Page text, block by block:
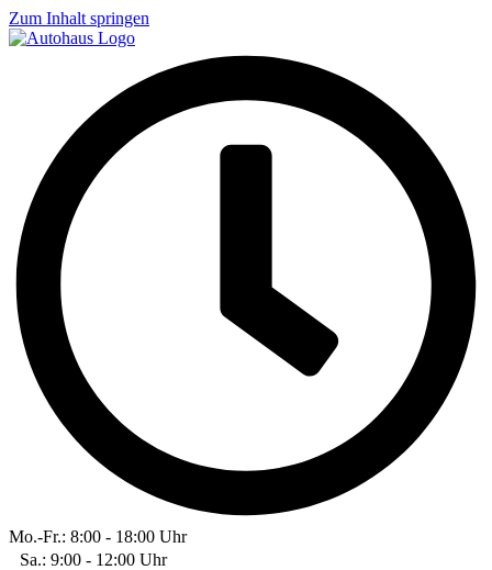
Zum Inhalt springen
Mo.-Fr.: 8:00 - 18:00 Uhr
Sa.: 9:00 - 12:00 Uhr